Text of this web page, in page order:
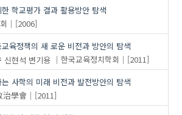
학교평가 결과 활용방안 탐색
[2006]
육정책의 새 로운 비전과 방안의 탐색
신현석 변기용 한국교육정치학회
[2011]
사학의 미래 비전과 발전방안의 탐색
治學會
[2011]